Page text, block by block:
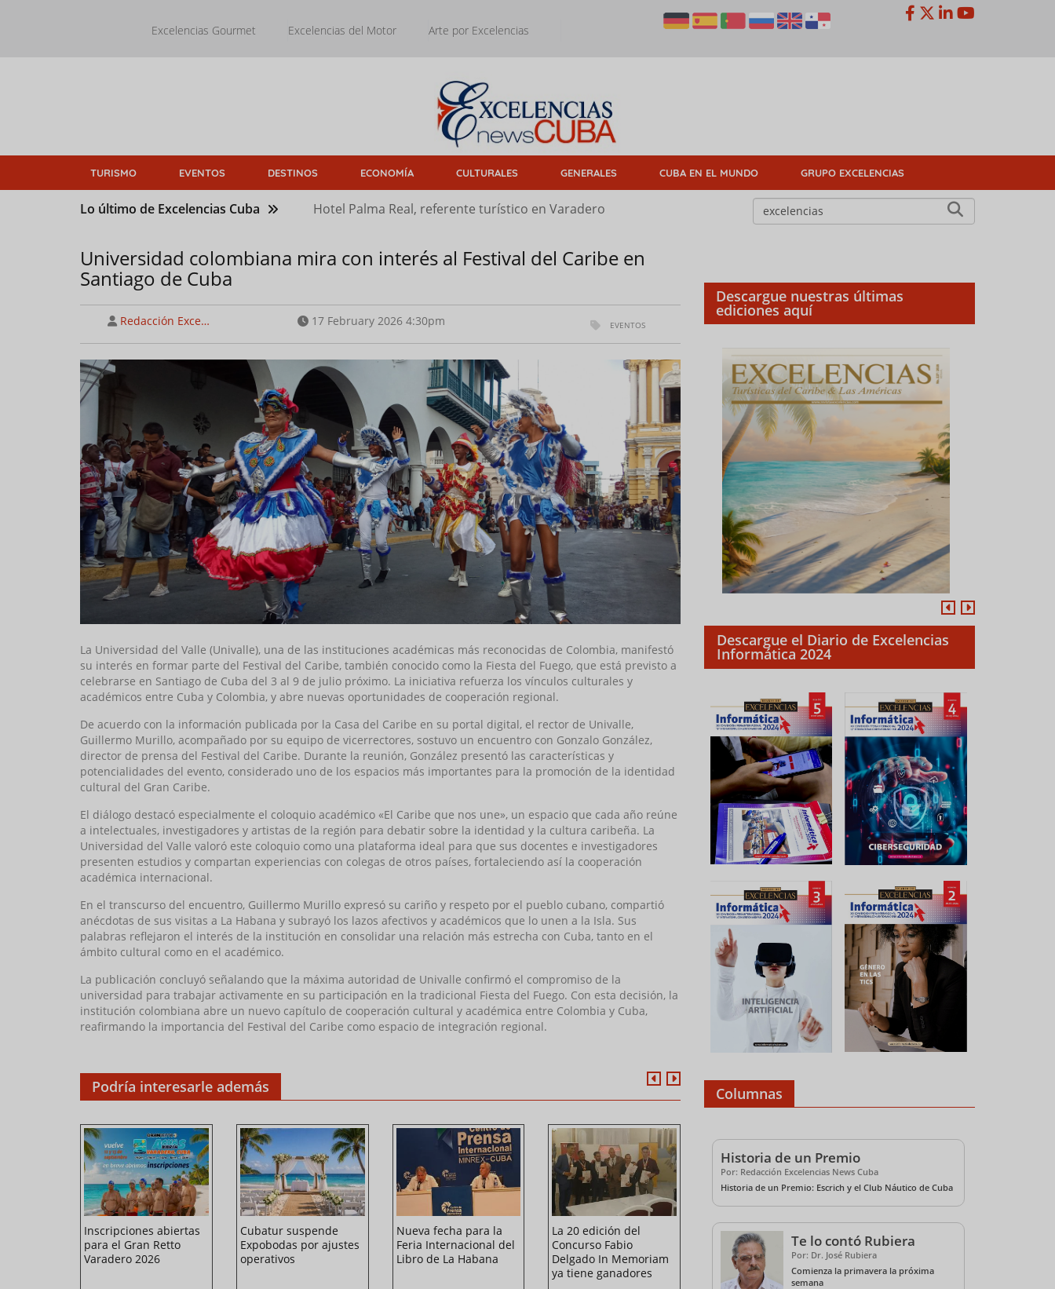
Excelencias Gourmet Excelencias del Motor Arte por Excelencias
TURISMO EVENTOS DESTINOS ECONOMÍA CULTURALES GENERALES CUBA EN EL MUNDO GRUPO EXCELENCIAS
Lo último de Excelencias Cuba Hotel Palma Real, referente turístico en Varadero
Universidad colombiana mira con interés al Festival del Caribe en
Santiago de Cuba
Redacción Exce… 17 February 2026 4:30pm EVENTOS
La Universidad del Valle (Univalle), una de las instituciones académicas más reconocidas de Colombia, manifestó
su interés en formar parte del Festival del Caribe, también conocido como la Fiesta del Fuego, que está previsto a
celebrarse en Santiago de Cuba del 3 al 9 de julio próximo. La iniciativa refuerza los vínculos culturales y
académicos entre Cuba y Colombia, y abre nuevas oportunidades de cooperación regional.
De acuerdo con la información publicada por la Casa del Caribe en su portal digital, el rector de Univalle,
Guillermo Murillo, acompañado por su equipo de vicerrectores, sostuvo un encuentro con Gonzalo González,
director de prensa del Festival del Caribe. Durante la reunión, González presentó las características y
potencialidades del evento, considerado uno de los espacios más importantes para la promoción de la identidad
cultural del Gran Caribe.
El diálogo destacó especialmente el coloquio académico «El Caribe que nos une», un espacio que cada año reúne
a intelectuales, investigadores y artistas de la región para debatir sobre la identidad y la cultura caribeña. La
Universidad del Valle valoró este coloquio como una plataforma ideal para que sus docentes e investigadores
presenten estudios y compartan experiencias con colegas de otros países, fortaleciendo así la cooperación
académica internacional.
En el transcurso del encuentro, Guillermo Murillo expresó su cariño y respeto por el pueblo cubano, compartió
anécdotas de sus visitas a La Habana y subrayó los lazos afectivos y académicos que lo unen a la Isla. Sus
palabras reflejaron el interés de la institución en consolidar una relación más estrecha con Cuba, tanto en el
ámbito cultural como en el académico.
La publicación concluyó señalando que la máxima autoridad de Univalle confirmó el compromiso de la
universidad para trabajar activamente en su participación en la tradicional Fiesta del Fuego. Con esta decisión, la
institución colombiana abre un nuevo capítulo de cooperación cultural y académica entre Colombia y Cuba,
reafirmando la importancia del Festival del Caribe como espacio de integración regional.
Podría interesarle además
Inscripciones abiertas
para el Gran Retto
Varadero 2026
Cubatur suspende
Expobodas por ajustes
operativos
Nueva fecha para la
Feria Internacional del
Libro de La Habana
La 20 edición del
Concurso Fabio
Delgado In Memoriam
ya tiene ganadores
Cuba abre sus cielos y
fortalece el turismo en
FITCuba 2026 (+Video)
Un tour por los bares
de Varadero con
Palmares, tradición y
cubanía en FITCuba
Descargue nuestras últimas
ediciones aquí
Descargue el Diario de Excelencias
Informática 2024
Columnas
Historia de un Premio
Por: Redacción Excelencias News Cuba
Historia de un Premio: Escrich y el Club Náutico de Cuba
Te lo contó Rubiera
Por: Dr. José Rubiera
Comienza la primavera la próxima
semana